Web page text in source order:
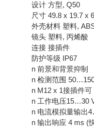
设计 方型, Q50
尺寸 49.8 x 19.7 x
外壳材料 塑料,
镜头 塑料, 丙烯酸
连接 接插件
防护等级 IP67
n 前景和背景抑制
n 检测范围
n M12 x 1接插件可
n 工作电压15…30
n 电流模拟量输出
n 输出响应 4 ms (